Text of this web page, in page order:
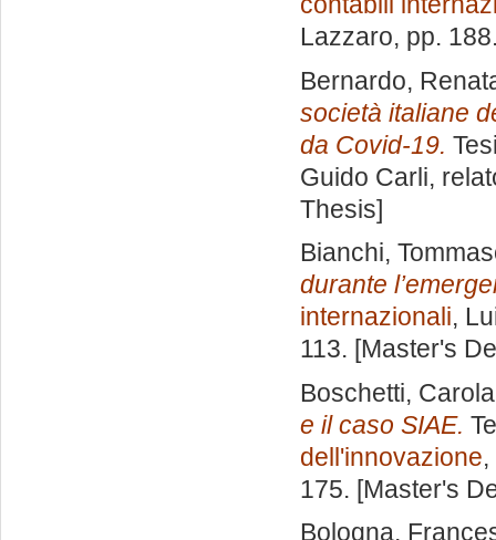
Lazzaro, pp.
Bernardo,
società italiane
da Covid-19.
Guido Carli,
Thesis]
Bianchi,
durante
internazionali,
113. [Master's
Boschetti, Carola
e il caso SIAE.
dell'innovazione
175. [Master's
Bologna,